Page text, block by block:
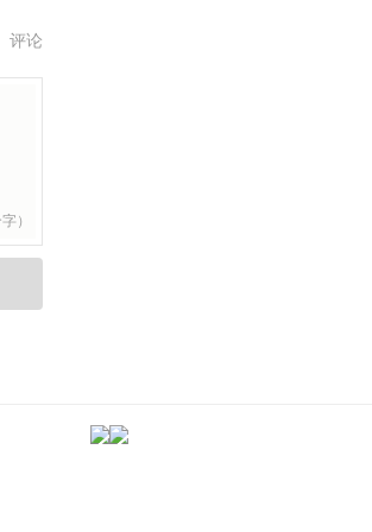
评论
）